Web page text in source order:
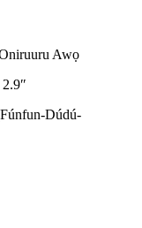
Awọ
Dúdú-